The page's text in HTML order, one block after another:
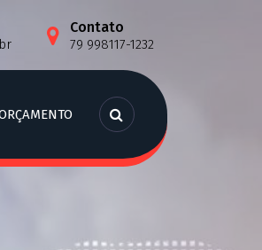
Contato
79 998117-1232